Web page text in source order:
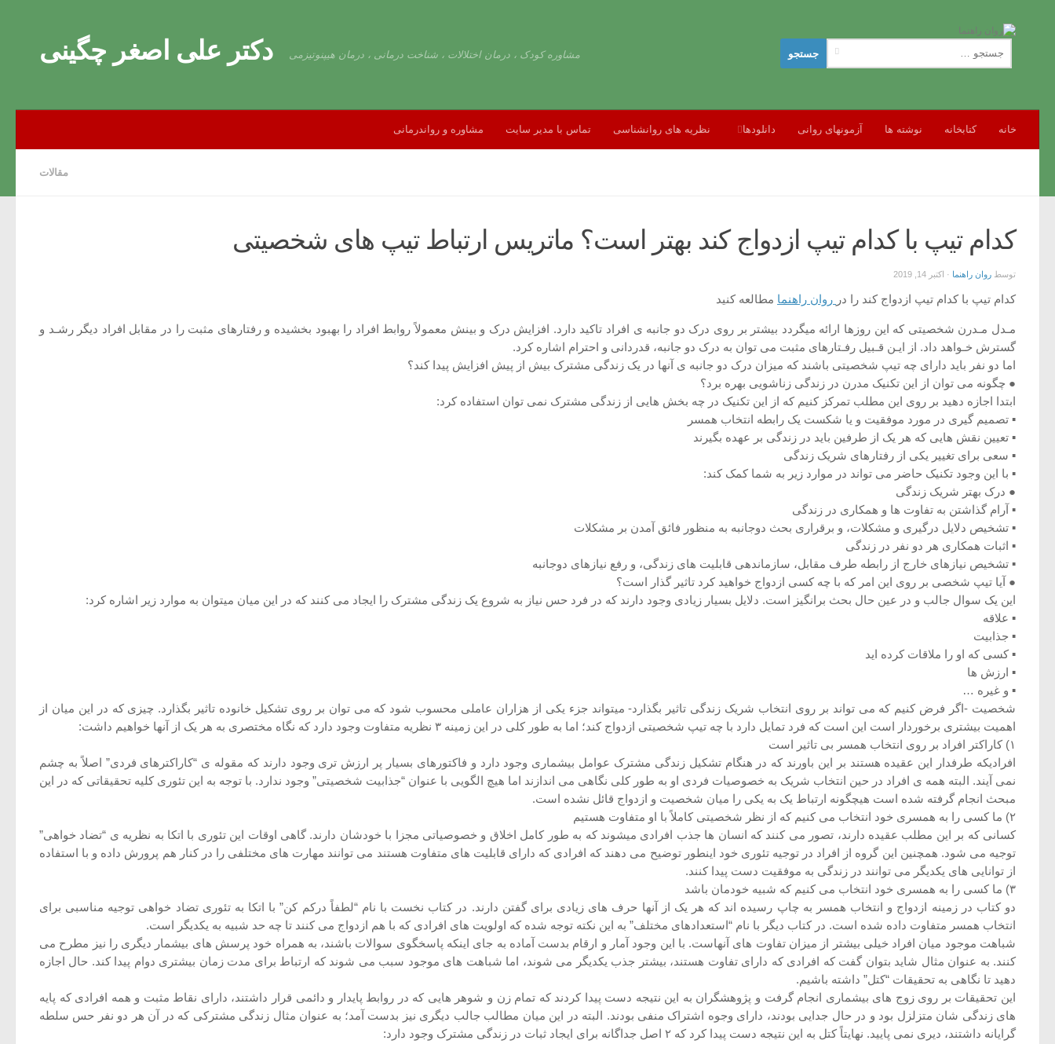
دکتر علی اصغر چگینی مشاوره کودک ، درمان اختلالات ، شناخت درمانی ، درمان هیپنوتیزمی
برای:
خانه کتابخانه نوشته ها آزمونهای روانی دانلودها نظریه های روانشناسی تماس با مدیر سایت مشاوره و رواندرمانی
مقالات
کدام تیپ با کدام تیپ ازدواج کند بهتر است؟ ماتریس ارتباط تیپ های شخصیتی
توسط روان راهنما · اکتبر 14, 2019
کدام تیپ با کدام تیپ ازدواج کند را در روان راهنما مطالعه کنید
مـدل مـدرن شخصیتی که این روزها ارائه میگردد بیشتر بر روی درک دو جانبه ی افراد تاکید دارد. افزایش درک و بینش معمولاً روابط افراد را بهبود بخشیده و رفتارهای مثبت را در مقابل افراد دیگر رشـد و
گسترش خـواهد داد. از ایـن قـبیل رفـتارهای مثبت می توان به درک دو جانبه، قدردانی و احترام اشاره کرد.
اما دو نفر باید دارای چه تیپ شخصیتی باشند که میزان درک دو جانبه ی آنها در یک زندگی مشترک بیش از پیش افزایش پیدا کند؟
● چگونه می توان از این تکنیک مدرن در زندگی زناشویی بهره برد؟
ابتدا اجازه دهید بر روی این مطلب تمرکز کنیم که از این تکنیک در چه بخش هایی از زندگی مشترک نمی توان استفاده کرد:
▪ تصمیم گیری در مورد موفقیت و یا شکست یک رابطه انتخاب همسر
▪ تعیین نقش هایی که هر یک از طرفین باید در زندگی بر عهده بگیرند
▪ سعی برای تغییر یکی از رفتارهای شریک زندگی
▪ با این وجود تکنیک حاضر می تواند در موارد زیر به شما کمک کند:
● درک بهتر شریک زندگی
▪ آرام گذاشتن به تفاوت ها و همکاری در زندگی
▪ تشخیص دلایل درگیری و مشکلات، و برقراری بحث دوجانبه به منظور فائق آمدن بر مشکلات
▪ اثبات همکاری هر دو نفر در زندگی
▪ تشخیص نیازهای خارج از رابطه طرف مقابل، سازماندهی قابلیت های زندگی، و رفع نیازهای دوجانبه
● آیا تیپ شخصی بر روی این امر که با چه کسی ازدواج خواهید کرد تاثیر گذار است؟
این یک سوال جالب و در عین حال بحث برانگیز است. دلایل بسیار زیادی وجود دارند که در فرد حس نیاز به شروع یک زندگی مشترک را ایجاد می کنند که در این میان میتوان به موارد زیر اشاره کرد:
▪ علاقه
▪ جذابیت
▪ کسی که او را ملاقات کرده اید
▪ ارزش ها
▪ و غیره …
شخصیت -اگر فرض کنیم که می تواند بر روی انتخاب شریک زندگی تاثیر بگذارد- میتواند جزء یکی از هزاران عاملی محسوب شود که می توان بر روی تشکیل خانوده تاثیر بگذارد. چیزی که در این میان از
اهمیت بیشتری برخوردار است این است که فرد تمایل دارد با چه تیپ شخصیتی ازدواج کند؛ اما به طور کلی در این زمینه ۳ نظریه متفاوت وجود دارد که نگاه مختصری به هر یک از آنها خواهیم داشت:
۱) کاراکتر افراد بر روی انتخاب همسر بی تاثیر است
افرادیکه طرفدار این عقیده هستند بر این باورند که در هنگام تشکیل زندگی مشترک عوامل بیشماری وجود دارد و فاکتورهای بسیار پر ارزش تری وجود دارند که مقوله ی “کاراکترهای فردی” اصلاً به چشم
نمی آیند. البته همه ی افراد در حین انتخاب شریک به خصوصیات فردی او به طور کلی نگاهی می اندازند اما هیچ الگویی با عنوان “جذابیت شخصیتی” وجود ندارد. با توجه به این تئوری کلیه تحقیقاتی که در این
مبحث انجام گرفته شده است هیچگونه ارتباط یک به یکی را میان شخصیت و ازدواج قائل نشده است.
۲) ما کسی را به همسری خود انتخاب می کنیم که از نظر شخصیتی کاملاً با او متفاوت هستیم
کسانی که بر این مطلب عقیده دارند، تصور می کنند که انسان ها جذب افرادی میشوند که به طور کامل اخلاق و خصوصیاتی مجزا با خودشان دارند. گاهی اوقات این تئوری با اتکا به نظریه ی “تضاد خواهی”
توجیه می شود. همچنین این گروه از افراد در توجیه تئوری خود اینطور توضیح می دهند که افرادی که دارای قابلیت های متفاوت هستند می توانند مهارت های مختلفی را در کنار هم پرورش داده و با استفاده
از توانایی های یکدیگر می توانند در زندگی به موفقیت دست پیدا کنند.
۳) ما کسی را به همسری خود انتخاب می کنیم که شبیه خودمان باشد
دو کتاب در زمینه ازدواج و انتخاب همسر به چاپ رسیده اند که هر یک از آنها حرف های زیادی برای گفتن دارند. در کتاب نخست با نام “لطفاً درکم کن” با اتکا به تئوری تضاد خواهی توجیه مناسبی برای
انتخاب همسر متفاوت داده شده است. در کتاب دیگر با نام “استعدادهای مختلف” به این نکته توجه شده که اولویت های افرادی که با هم ازدواج می کنند تا چه حد شبیه به یکدیگر است.
شباهت موجود میان افراد خیلی بیشتر از میزان تفاوت های آنهاست. با این وجود آمار و ارقام بدست آماده به جای اینکه پاسخگوی سوالات باشند، به همراه خود پرسش های بیشمار دیگری را نیز مطرح می
کنند. به عنوان مثال شاید بتوان گفت که افرادی که دارای تفاوت هستند، بیشتر جذب یکدیگر می شوند، اما شباهت های موجود سبب می شوند که ارتباط برای مدت زمان بیشتری دوام پیدا کند. حال اجازه
دهید تا نگاهی به تحقیقات “کتل” داشته باشیم.
این تحقیقات بر روی زوج های بیشماری انجام گرفت و پژوهشگران به این نتیجه دست پیدا کردند که تمام زن و شوهر هایی که در روابط پایدار و دائمی قرار داشتند، دارای نقاط مثبت و همه افرادی که پایه
های زندگی شان متزلزل بود و در حال جدایی بودند، دارای وجوه اشتراک منفی بودند. البته در این میان مطالب جالب دیگری نیز بدست آمد؛ به عنوان مثال زندگی مشترکی که در آن هر دو نفر حس سلطه
گرایانه داشتند، دیری نمی پایید. نهایتاً کتل به این نتیجه دست پیدا کرد که ۲ اصل جداگانه برای ایجاد ثبات در زندگی مشترک وجود دارد: